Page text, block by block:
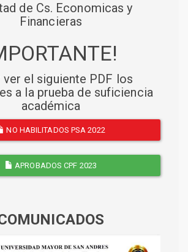
de Cs. Economicas y
Financieras
ver el siguiente PDF los
a la prueba de suficiencia
académica
NO HABILITADOS PSA 2022
APROBADOS CPF 2023